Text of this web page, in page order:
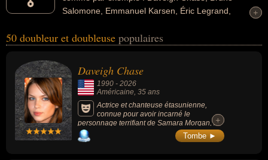
Salomone, Emmanuel Karsen, Éric Legrand,
Patrick Poivey, Frédéric Cerdal, Benoît Allemane... Ces
l'art, du cinéma, du doublage, de la télévision, de l'humour, du jeux,
du jeux vidéo, du théâtre ou people. Ces célébrités peuvent
également avoir été acteur, artiste, comique ou metteur en scène.
En ce qui concerne leurs nationalités au moment de leurs morts, ils
peuvent avoir été américain ou francais par exemple.
+
+
50 doubleur et doubleuse populaires
Daveigh Chase
1990 - 2026
Américaine, 35 ans
Actrice et chanteuse étasunienne,
connue pour avoir incarné le
personnage terrifiant de Samara Morgan, la
petite fille du puits, dans le film d'horreur
culte "Le Cercle" (The Ring) en 2002, la voix
+
+
Tombe ►